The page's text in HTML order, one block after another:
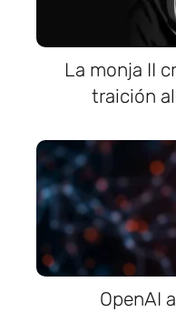
La monja II
traición
OpenAI